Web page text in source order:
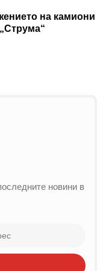
на камиони
новини в